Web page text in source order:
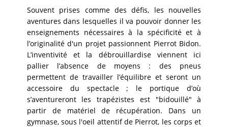
Souvent prises comme des défis, les nouvelles
aventures dans lesquelles il va pouvoir donner les
enseignements nécessaires à la spécificité et à
l’originalité d'un projet passionnent Pierrot Bidon.
L’inventivité et la débrouillardise viennent ici
pallier l’absence de moyens : des pneus
permettent de travailler l’équilibre et seront un
accessoire du spectacle ; le portique d’où
s’aventureront les trapézistes est "bidouillé" à
partir de matériel de récupération. Dans un
gymnase, sous l'oeil attentif de Pierrot, les corps et